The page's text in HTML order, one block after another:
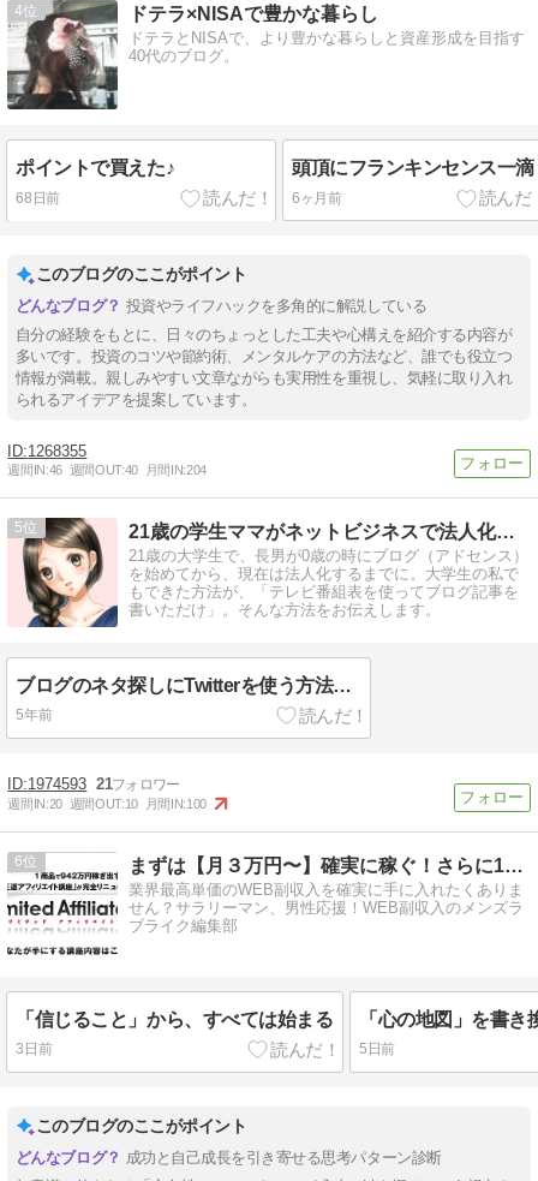
4 ドテラ×NISAで豊かな暮らし
ドテラとNISAで、より豊かな暮らしと資産形成を目指す
40代のブログ。
ポイントで買えた♪
68日前
頭頂にフランキンセンス一滴
6ヶ月前
このブログのここがポイント
投資やライフハックを多角的に解説している
自分の経験をもとに、日々のちょっとした工夫や心構えを紹介する内容が
多いです。投資のコツや節約術、メンタルケアの方法など、誰でも役立つ
情報が満載。親しみやすい文章ながらも実用性を重視し、気軽に取り入れ
られるアイデアを提案しています。
1268355
週間IN:46 週間OUT:40 月間IN:204
5 21歳の学生ママがネットビジネスで法人化までした話。
21歳の大学生で、長男が0歳の時にブログ（アドセンス）
を始めてから、現在は法人化するまでに。大学生の私で
もできた方法が、「テレビ番組表を使ってブログ記事を
書いただけ」。そんな方法をお伝えします。
ブログのネタ探しにTwitterを使う方法！実際にアクセスを集めた記事URLも
5年前
1974593 21
週間IN:20 週間OUT:10 月間IN:100
6 まずは【月３万円〜】確実に稼ぐ！さらに10万⇒100万への道
業界最高単価のWEB副収入を確実に手に入れたくありま
せん？サラリーマン、男性応援！WEB副収入のメンズラ
ブライク編集部
「信じること」から、すべては始まる
3日前 5日前
このブログのここがポイント
成功と自己成長を引き寄せる思考パターン診断